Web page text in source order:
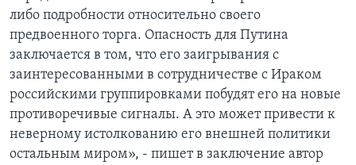
либо подробности относительно своего
предвоенного торга. Опасность для Путина
заключается в том, что его заигрывания с
заинтересованными в сотрудничестве с Ираком
российскими группировками побудят его на новые
противоречивые сигналы. А это может привести к
неверному истолкованию его внешней политики
остальным миром», - пишет в заключение автор